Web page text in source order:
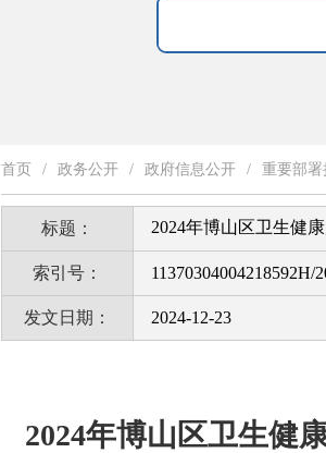
首页 / 政务公开 / 政府信息公开 / 重要部
标题： 2024年博山区卫生健
索引号： 11370304004218592H/
发文日期： 2024-12-23
2024年博山区卫生健